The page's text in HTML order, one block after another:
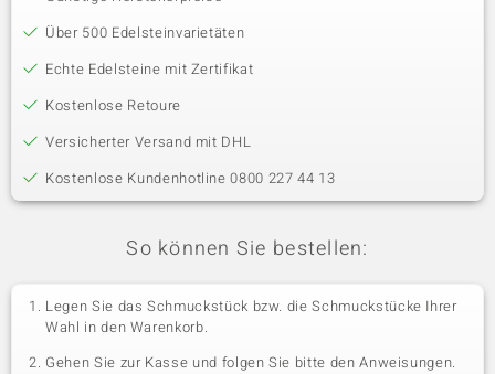
Über 500 Edelsteinvarietäten
Echte Edelsteine mit Zertifikat
Kostenlose Retoure
Versicherter Versand mit DHL
Kostenlose Kundenhotline 0800 227 44 13
So können Sie bestellen:
Legen Sie das Schmuckstück bzw. die Schmuckstücke Ihrer
Wahl in den Warenkorb.
Gehen Sie zur Kasse und folgen Sie bitte den Anweisungen.